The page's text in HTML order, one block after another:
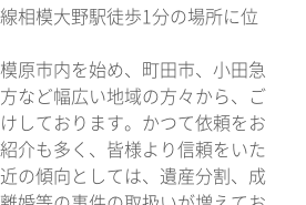
相模大野駅徒歩1分の場所に位
原市内を始め、町田市、小田急
など幅広い地域の方々から、ご
しております。かつて依頼をお
介も多く、皆様より信頼をいた
の傾向としては、遺産分割、成